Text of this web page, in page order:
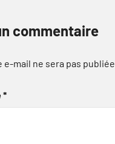
commentaire
e-mail ne sera pas publiée.
*